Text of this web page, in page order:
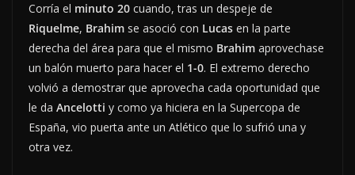
Corría el minuto 20 cuando, tras un despeje de
Riquelme, Brahim se asoció con Lucas en la parte
derecha del área para que el mismo Brahim aprovechase
un balón muerto para hacer el 1-0. El extremo derecho
volvió a demostrar que aprovecha cada oportunidad que
le da Ancelotti y como ya hiciera en la Supercopa de
España, vio puerta ante un Atlético que lo sufrió una y
otra vez.